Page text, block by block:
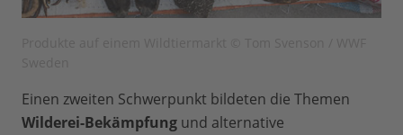
Einen zweiten Schwerpunkt bildeten die Themen
Wilderei-Bekämpfung und alternative